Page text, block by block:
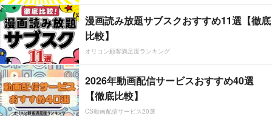
漫画読み放題サブスクおすすめ11選【徹底
比較】
オリコン顧客満足度ランキング
2026年動画配信サービスおすすめ40選
【徹底比較】
CS動画配信サービス20選